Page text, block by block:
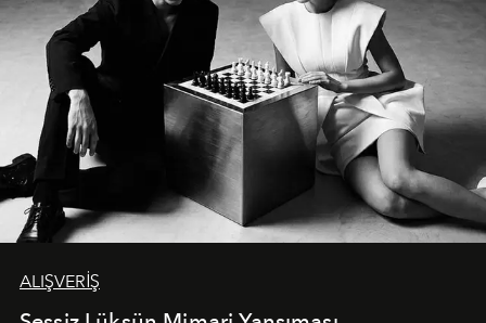
ALIŞVERİŞ